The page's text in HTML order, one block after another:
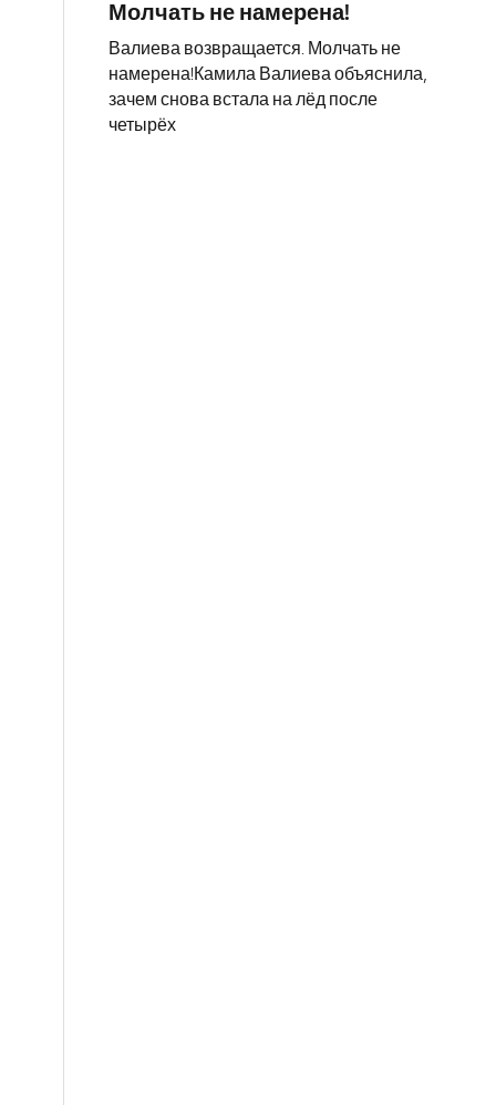
Молчать не намерена!
Валиева возвращается. Молчать не
намерена!Камила Валиева объяснила,
зачем снова встала на лёд после
четырёх